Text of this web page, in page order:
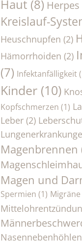
Haut (8) Herpes
Kreislauf-
Heuschnupfen (2)
Hämorrhoiden (2)
(7) Infektanfälligkeit
Kinder(10)
Kopfschmerzen (1)
Leber(2)
Magenbrennen
Magen und
Spermien (1) Migräne